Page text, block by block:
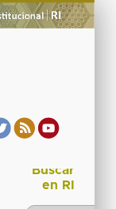
Buscar
en RI